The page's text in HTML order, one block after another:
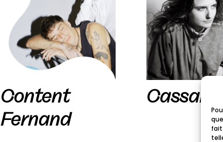
fait
Content
Fernand